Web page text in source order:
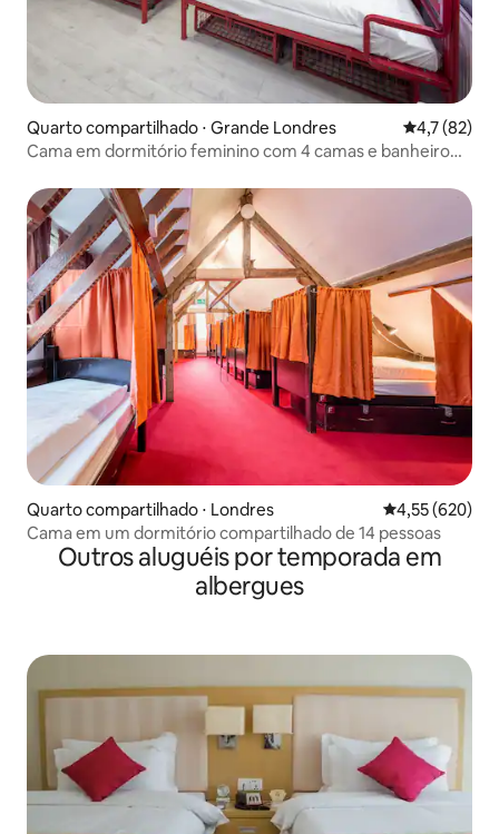
Quarto compartilhado ⋅ Grande Londres 4,7 de uma
4,7 (82)
Cama em dormitório feminino com 4 camas e banheiro
Quarto compartilhado ⋅ Londres 4,55 de uma
4,55 (620)
Cama em um dormitório compartilhado de 14 pessoas
Outros aluguéis por temporada em
albergues